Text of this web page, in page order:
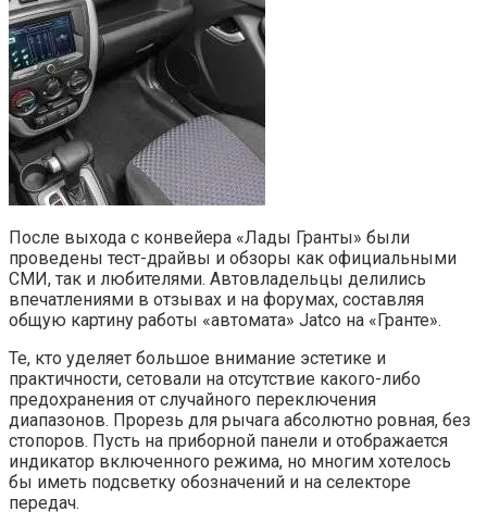
После выхода с конвейера «Лады Гранты» были
проведены тест-драйвы и обзоры как официальными
СМИ, так и любителями. Автовладельцы делились
впечатлениями в отзывах и на форумах, составляя
общую картину работы «автомата» Jatco на «Гранте».
Те, кто уделяет большое внимание эстетике и
практичности, сетовали на отсутствие какого-либо
предохранения от случайного переключения
диапазонов. Прорезь для рычага абсолютно ровная, без
стопоров. Пусть на приборной панели и отображается
индикатор включенного режима, но многим хотелось
бы иметь подсветку обозначений и на селекторе
передач.